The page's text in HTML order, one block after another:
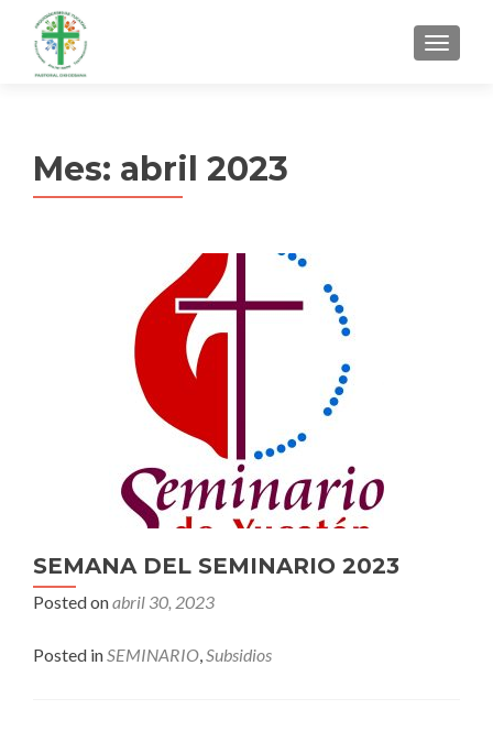
MENU
Mes: abril 2023
SEMANA DEL SEMINARIO 2023
Posted onabril 30, 2023
Posted inSEMINARIO,Subsidios